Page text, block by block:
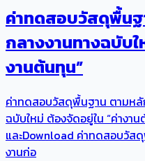
ค่าทดสอบวัสดุพื้น
กลางงานทางฉบับ
งานต้นทุน”
ค่าทดสอบวัสดุพื้นฐาน ตามหลั
ฉบับใหม่ ต้องจัดอยู่ใน “ค่างาน
และDownload ค่าทดสอบวัส
งานก่อ